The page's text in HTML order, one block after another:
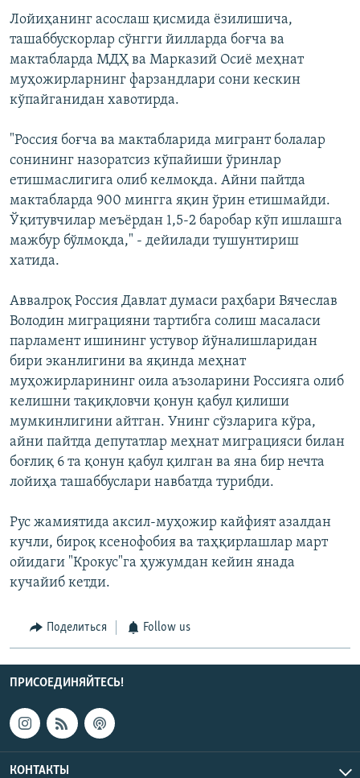
Лойиҳанинг асослаш қисмида ёзилишича,
ташаббускорлар сўнгги йилларда боғча ва
мактабларда МДҲ ва Марказий Осиё меҳнат
муҳожирларнинг фарзандлари сони кескин
кўпайганидан хавотирда.
"Россия боғча ва мактабларида мигрант болалар
сонининг назоратсиз кўпайиши ўринлар
етишмаслигига олиб келмоқда. Айни пайтда
мактабларда 900 мингга яқин ўрин етишмайди.
Ўқитувчилар меъёрдан 1,5-2 баробар кўп ишлашга
мажбур бўлмоқда," - дейилади тушунтириш
хатида.
Аввалроқ Россия Давлат думаси раҳбари Вячеслав
Володин миграцияни тартибга солиш масаласи
парламент ишининг устувор йўналишларидан
бири эканлигини ва яқинда меҳнат
муҳожирларининг оила аъзоларини Россияга олиб
келишни тақиқловчи қонун қабул қилиши
мумкинлигини айтган. Унинг сўзларига кўра,
айни пайтда депутатлар меҳнат миграцияси билан
боғлиқ 6 та қонун қабул қилган ва яна бир нечта
лойиҳа ташаббуслари навбатда турибди.
Рус жамиятида аксил-муҳожир кайфият азалдан
кучли, бироқ ксенофобия ва таҳқирлашлар март
ойидаги "Крокус"га ҳужумдан кейин янада
кучайиб кетди.
Поделиться Follow us
ПРИСОЕДИНЯЙТЕСЬ!
КОНТАКТЫ